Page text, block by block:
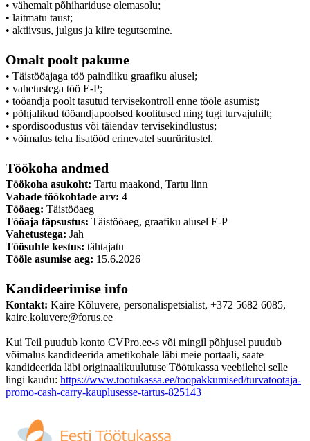
• vähemalt põhihariduse olemasolu;
• laitmatu taust;
• aktiivsus, julgus ja kiire tegutsemine.
Omalt poolt pakume
• Täistööajaga töö paindliku graafiku alusel;
• vahetustega töö E-P;
• tööandja poolt tasutud tervisekontroll enne tööle asumist;
• põhjalikud tööandjapoolsed koolitused ning tugi turvajuhilt;
• spordisoodustus või täiendav tervisekindlustus;
• võimalus teha lisatööd erinevatel suurüritustel.
Töökoha andmed
Töökoha asukoht: Tartu maakond, Tartu linn
Vabade töökohtade arv: 4
Tööaeg: Täistööaeg
Tööaja täpsustus: Täistööaeg, graafiku alusel E-P
Vahetustega: Jah
Töösuhte kestus: tähtajatu
Tööle asumise aeg: 15.6.2026
Kandideerimise info
Kontakt: Kaire Kõluvere, personalispetsialist, +372 5682 6085,
kaire.koluvere@forus.ee
Kui Teil puudub konto CVPro.ee-s või mingil põhjusel puudub
võimalus kandideerida ametikohale läbi meie portaali, saate
kandideerida läbi originaalikuulutuse Töötukassa veebilehel selle
lingi kaudu: https://www.tootukassa.ee/toopakkumised/turvatootaja-
promo-cash-carry-kauplusesse-tartus-825143